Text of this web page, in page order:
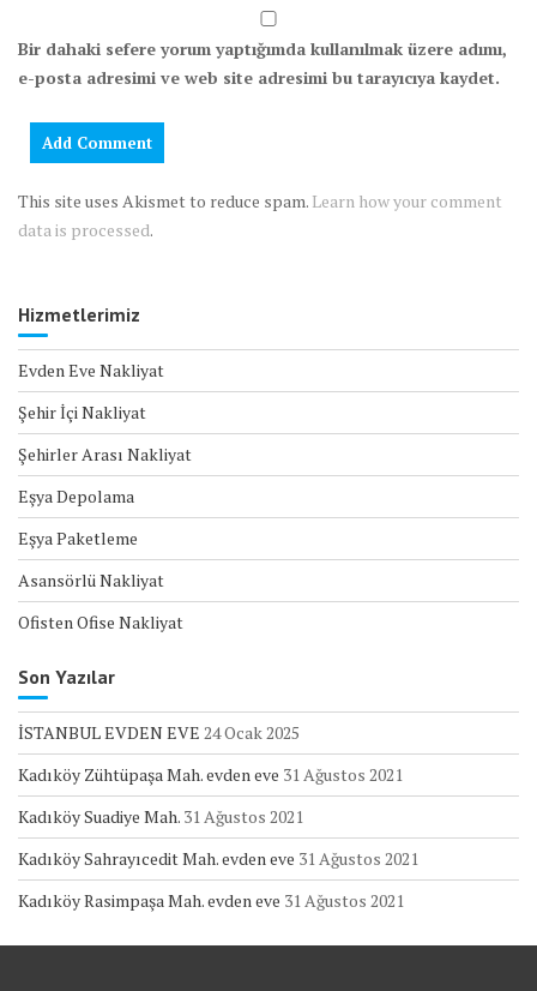
Bir dahaki sefere yorum yaptığımda kullanılmak üzere adımı,
e-posta adresimi ve web site adresimi bu tarayıcıya kaydet.
This site uses Akismet to reduce spam. Learn how your comment
data is processed.
Hizmetlerimiz
Evden Eve Nakliyat
Şehir İçi Nakliyat
Şehirler Arası Nakliyat
Eşya Depolama
Eşya Paketleme
Asansörlü Nakliyat
Ofisten Ofise Nakliyat
Son Yazılar
İSTANBUL EVDEN EVE 24 Ocak 2025
Kadıköy Zühtüpaşa Mah. evden eve 31 Ağustos 2021
Kadıköy Suadiye Mah. 31 Ağustos 2021
Kadıköy Sahrayıcedit Mah. evden eve 31 Ağustos 2021
Kadıköy Rasimpaşa Mah. evden eve 31 Ağustos 2021